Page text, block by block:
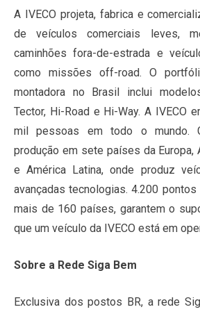
A IVECO projeta, fabrica e
de veículos comerciais leves,
caminhões fora-de-estrada e
como missões off-road. O
montadora no Brasil inclui
Tector, Hi-Road e Hi-Way. A IVECO
mil pessoas em todo o mundo.
produção em sete países da Europa,
e América Latina, onde produz
avançadas tecnologias. 4.200
mais de 160 países, garantem o
que um veículo da IVECO está em
Sobre a Rede Siga Bem
Exclusiva dos postos BR, a rede